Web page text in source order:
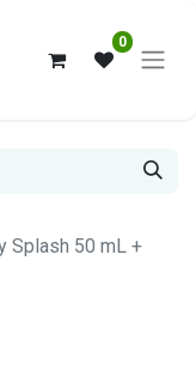
0
Splash 50 mL +